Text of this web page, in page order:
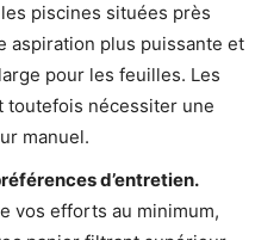
piscines situées près
aspiration plus puissante et
pour les feuilles. Les
toutefois nécessiter une
manuel.
d’entretien.
vos efforts au minimum,